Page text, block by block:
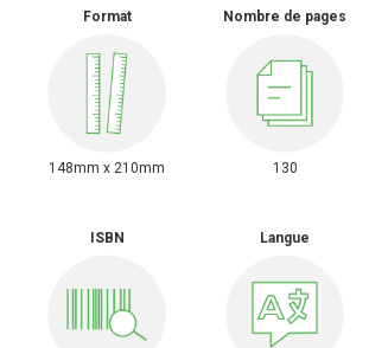
Format
148mm x 210mm
Nombre de pages
130
ISBN Langue